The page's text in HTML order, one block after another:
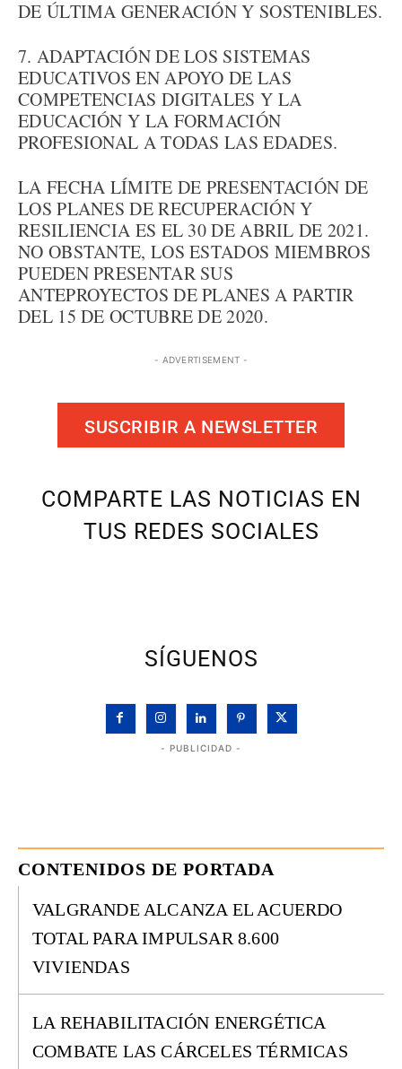
DE ÚLTIMA GENERACIÓN Y SOSTENIBLES.
7. ADAPTACIÓN DE LOS SISTEMAS
EDUCATIVOS EN APOYO DE LAS
COMPETENCIAS DIGITALES Y LA
EDUCACIÓN Y LA FORMACIÓN
PROFESIONAL A TODAS LAS EDADES.
LA FECHA LÍMITE DE PRESENTACIÓN DE
LOS PLANES DE RECUPERACIÓN Y
RESILIENCIA ES EL 30 DE ABRIL DE 2021.
NO OBSTANTE, LOS ESTADOS MIEMBROS
PUEDEN PRESENTAR SUS
ANTEPROYECTOS DE PLANES A PARTIR
DEL 15 DE OCTUBRE DE 2020.
- ADVERTISEMENT -
SUSCRIBIR A NEWSLETTER
COMPARTE LAS NOTICIAS EN
TUS REDES SOCIALES
SÍGUENOS
- PUBLICIDAD -
CONTENIDOS DE PORTADA
VALGRANDE ALCANZA EL ACUERDO
TOTAL PARA IMPULSAR 8.600
VIVIENDAS
LA REHABILITACIÓN ENERGÉTICA
COMBATE LAS CÁRCELES TÉRMICAS